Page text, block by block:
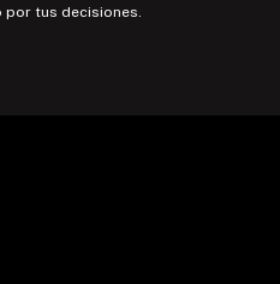
por tus decisiones.